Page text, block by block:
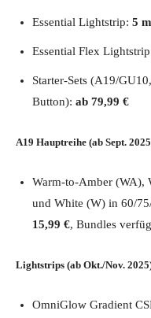
Essential Lightstrip: 5
Essential Flex
Starter-Sets (A19/
Button): ab 79,99 €
A19 Hauptreihe (ab Sept.
Warm-to-Amber (WA),
und White (W) in 60/
15,99 €, Bundles
Lightstrips (ab Okt./Nov.
OmniGlow Gradient